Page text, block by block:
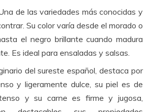
de las variedades más conocidas y
Su color varía desde el morado o
el negro brillante cuando madura
Es ideal para ensaladas y salsas.
del sureste español, destaca por
y ligeramente dulce, su piel es de
y su carne es firme y jugosa,